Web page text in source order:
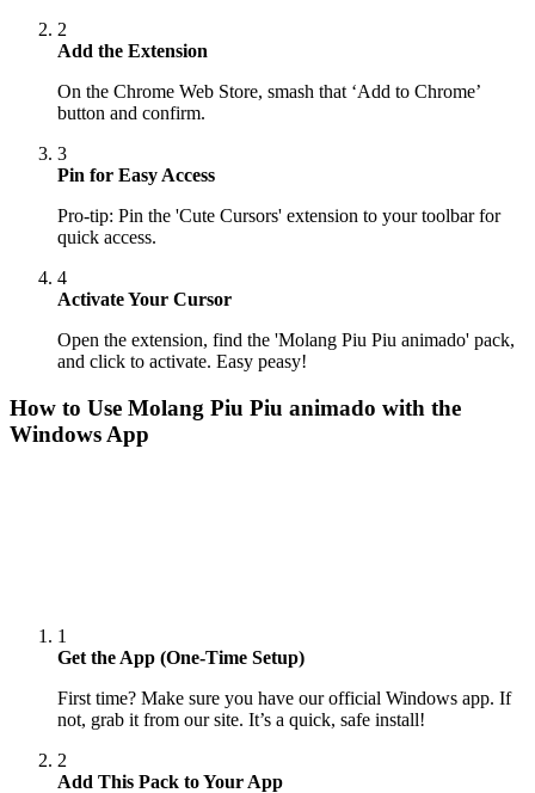
2
Add the Extension
On the Chrome Web Store, smash that ‘Add to Chrome’
button and confirm.
3
Pin for Easy Access
Pro-tip: Pin the 'Cute Cursors' extension to your toolbar for
quick access.
4
Activate Your Cursor
Open the extension, find the 'Molang Piu Piu animado' pack,
and click to activate. Easy peasy!
How to Use Molang Piu Piu animado with the
Windows App
1
Get the App (One-Time Setup)
First time? Make sure you have our official Windows app. If
not, grab it from our site. It’s a quick, safe install!
2
Add This Pack to Your App